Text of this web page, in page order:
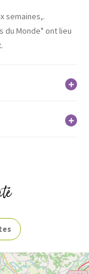
semaines,.
du Monde" ont lieu